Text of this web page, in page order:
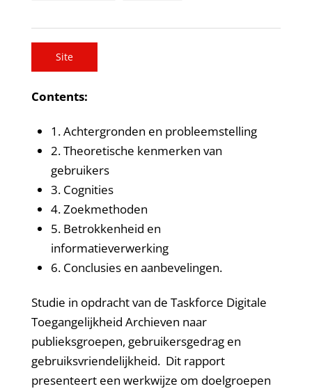
Site
Contents:
1. Achtergronden en probleemstelling
2. Theoretische kenmerken van
gebruikers
3. Cognities
4. Zoekmethoden
5. Betrokkenheid en
informatieverwerking
6. Conclusies en aanbevelingen.
Studie in opdracht van de Taskforce Digitale
Toegangelijkheid Archieven naar
publieksgroepen, gebruikersgedrag en
gebruiksvriendelijkheid. Dit rapport
presenteert een werkwijze om doelgroepen